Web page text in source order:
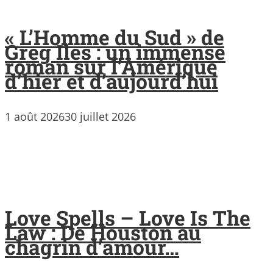
« L’Homme du Sud » de
Greg Iles : un immense
roman sur l’Amérique
d’hier et d’aujourd’hui
1 août 202630 juillet 2026
Love Spells – Love Is The
Law : De Houston au
chagrin d’amour…